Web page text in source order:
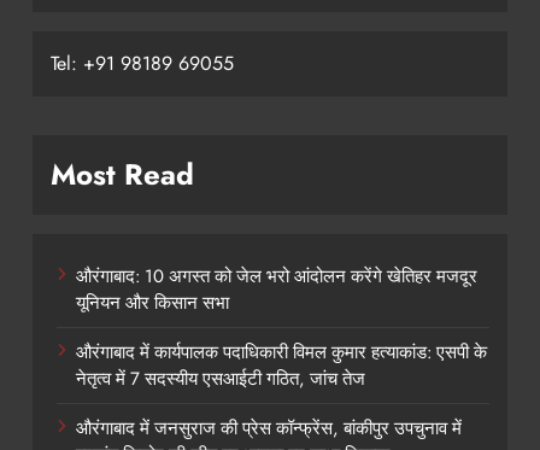
Tel: +91 98189 69055
Most Read
औरंगाबाद: 10 अगस्त को जेल भरो आंदोलन करेंगे खेतिहर मजदूर
यूनियन और किसान सभा
औरंगाबाद में कार्यपालक पदाधिकारी विमल कुमार हत्याकांड: एसपी के
नेतृत्व में 7 सदस्यीय एसआईटी गठित, जांच तेज
औरंगाबाद में जनसुराज की प्रेस कॉन्फ्रेंस, बांकीपुर उपचुनाव में